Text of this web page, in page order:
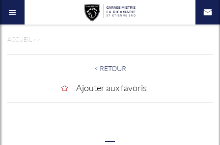
ACCUEIL
< RETOUR
Ajouter aux favoris